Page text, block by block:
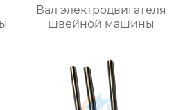
Вал электродвигателя
швейной машины